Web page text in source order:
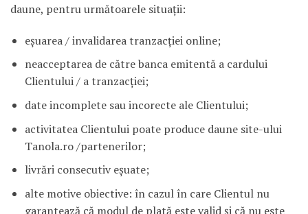
daune, pentru următoarele situaţii:
eşuarea / invalidarea tranzacţiei online;
neacceptarea de către banca emitentă a cardului
Clientului / a tranzacţiei;
date incomplete sau incorecte ale Clientului;
activitatea Clientului poate produce daune site-ului
Tanola.ro /partenerilor;
livrări consecutiv eşuate;
alte motive obiective: în cazul în care Clientul nu
garantează că modul de plată este valid şi că nu este